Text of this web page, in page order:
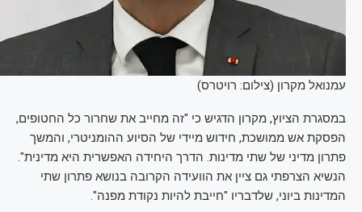
עמנואל מקרון (צילום: רויטרס)
במסגרת הציוץ, מקרון הדגיש כי "זה מחייב את שחרור כל החטופים,
הפסקת אש ממושכת, חידוש מיידי של הסיוע ההומניטרי, והמשך
פתרון מדיני של שתי מדינות. הדרך היחידה האפשרית היא מדינית".
הנשיא הצרפתי גם ציין את הוועידה הקרובה בנושא פתרון שתי
המדינות ביוני, שלדבריו "חייבת להיות נקודת מפנה".